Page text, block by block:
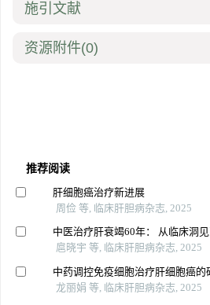
施引文献
资源附件(0)
推荐阅读
肝细胞癌治疗新进展
周俭 等, 临床肝胆病杂志, 2025
中医治疗肝衰竭60年： 从临床洞
扈晓宇 等, 临床肝胆病杂志, 2025
中药调控免疫细胞治疗肝细胞癌的
龙丽娟 等, 临床肝胆病杂志, 2025